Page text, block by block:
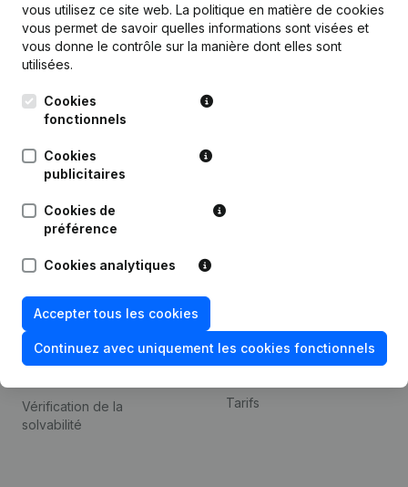
vous utilisez ce site web. La politique en matière de cookies
vous permet de savoir quelles informations sont visées et
vous donne le contrôle sur la manière dont elles sont
utilisées.
Cookies
fonctionnels
Cookies
publicitaires
Cookies de
préférence
Cookies analytiques
Accepter tous les cookies
Continuez avec uniquement les cookies fonctionnels
Français
Leuvensesteenweg
248D,
Monitoring
Recherche internationale
Thème
de la fraude
Consulter des comptes
annuels
Recherche de numéro de
Vérification de la
solvabilité
Contact
Tarifs